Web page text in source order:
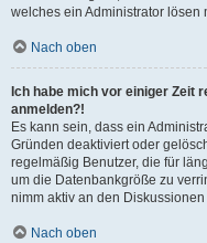
welches ein Administrator lösen
Nach oben
Ich habe mich vor einiger Zeit
anmelden?!
Es kann sein, dass ein
Gründen deaktiviert oder
regelmäßig Benutzer, die für
um die Datenbankgröße zu
nimm aktiv an den Diskussionen
Nach oben